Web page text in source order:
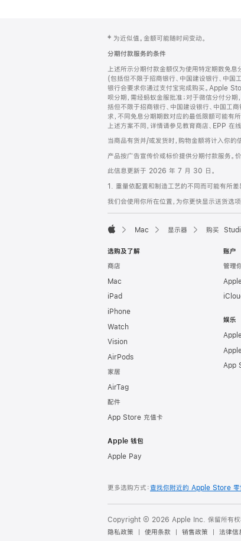
页
脚
注
‡ 为近似值。金额可能随时间变动。
分期付款服务的条件
上述所示分期付款金额仅为使用特定期数免
(包括但不限于招商银行、中国建设银行、中
银行会要求你通过支付宝完成购买。Apple
呗分期，需经蚂蚁金服批准；对于微信分付分
括但不限于招商银行、中国建设银行、中国工
求，不同免息分期期数对应的最低限额可能
上述方案不同，详情请参见教育商店、EPP
当商品有货并/或发货时，购物金额将计入你的
产品按广告宣传价或标价提供分期付款服务。
此信息更新于 2026 年 7 月 30 日。
1. 重量依配置和制造工艺的不同而可能有所差
我们会使用你所在位置，为你更快显示送货选
Mac 显示器 购买
选购及了解
商店
Mac
iPad
iPhone
Watch
Vision
AirPods
家居
AirTag
配件
App Store 充值卡
Apple 钱包
Apple Pay
账户
管理
娱乐
App
更多选购方式：查找你附近的 Apple Store 零
Copyright © 2026 Apple Inc. 保留所有权
隐私政策
使用条款 销售政策 法律信